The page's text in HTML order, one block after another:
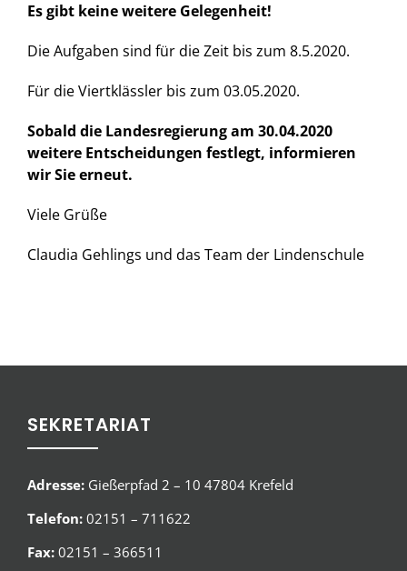
Es gibt keine weitere Gelegenheit!
Die Aufgaben sind für die Zeit bis zum 8.5.2020.
Für die Viertklässler bis zum 03.05.2020.
Sobald die Landesregierung am 30.04.2020
weitere Entscheidungen festlegt, informieren
wir Sie erneut.
Viele Grüße
Claudia Gehlings und das Team der Lindenschule
SEKRETARIAT
Adresse: Gießerpfad 2 – 10 47804 Krefeld
Telefon: 02151 – 711622
Fax: 02151 – 366511